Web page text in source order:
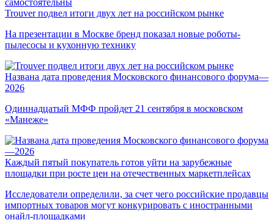
Trouver подвел итоги двух лет на российском рынке
На презентации в Москве бренд показал новые роботы-
пылесосы и кухонную технику
Названа дата проведения Московского финансового форума—
2026
Одиннадцатый МФФ пройдет 21 сентября в московском
«Манеже»
Каждый пятый покупатель готов уйти на зарубежные
площадки при росте цен на отечественных маркетплейсах
Исследователи определили, за счет чего российские продавцы
импортных товаров могут конкурировать с иностранными
онайл-площадками